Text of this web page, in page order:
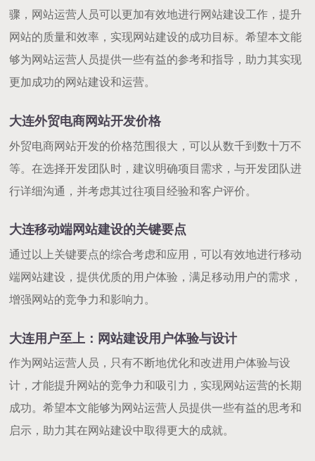
骤，网站运营人员可以更加有效地进行网站建设工作，提升
网站的质量和效率，实现网站建设的成功目标。希望本文能
够为网站运营人员提供一些有益的参考和指导，助力其实现
更加成功的网站建设和运营。
大连外贸电商网站开发价格
外贸电商网站开发的价格范围很大，可以从数千到数十万不
等。在选择开发团队时，建议明确项目需求，与开发团队进
行详细沟通，并考虑其过往项目经验和客户评价。
大连移动端网站建设的关键要点
通过以上关键要点的综合考虑和应用，可以有效地进行移动
端网站建设，提供优质的用户体验，满足移动用户的需求，
增强网站的竞争力和影响力。
大连用户至上：网站建设用户体验与设计
作为网站运营人员，只有不断地优化和改进用户体验与设
计，才能提升网站的竞争力和吸引力，实现网站运营的长期
成功。希望本文能够为网站运营人员提供一些有益的思考和
启示，助力其在网站建设中取得更大的成就。